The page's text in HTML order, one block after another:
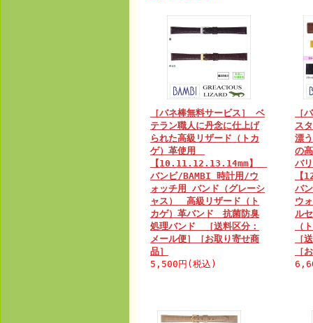
［バネ棒無料サービス］ ベ
テラン職人に丹念に仕上げ
られた高級リザード（トカ
ゲ）革使用
【10.11.12.13.14mm】
バンビ/BAMBI 時計用/ウ
ォッチ用 バンド（グレーシ
ャス） 高級リザード（ト
カゲ）革バンド 抗菌防臭
処理バンド ［送料区分：
メール便］［お取り寄せ商
品］
5,500円(税込)
［
ス
漂
の
バ
【
バ
ウ
ル
（
［
［